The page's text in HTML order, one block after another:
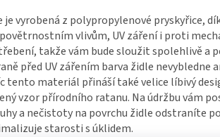
je vyrobená z polypropylenové pryskyřice,
vlivům, UV záření i proti
takže vám bude sloužit spolehlivě a
před UV zářením barva židle nevybledne
tento materiál přináší také velice líbivý
vzor přírodního ratanu. Na údržbu vám
a nečistoty na povrchu židle odstraníte
starosti s úklidem.